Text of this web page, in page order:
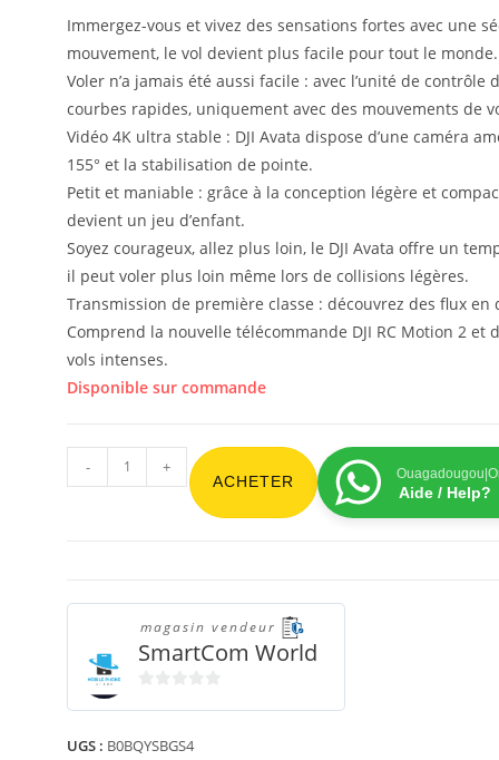
Immergez-vous et vivez des sensations fortes avec une
mouvement, le vol devient plus facile pour tout le monde.
Voler n’a jamais été aussi facile : avec l’unité de
courbes rapides, uniquement avec des mouvements de
Vidéo 4K ultra stable : DJI Avata dispose d’une caméra
155° et la stabilisation de pointe.
Petit et maniable : grâce à la conception légère et
devient un jeu d’enfant.
Soyez courageux, allez plus loin, le DJI Avata offre un
il peut voler plus loin même lors de collisions légères.
Transmission de première classe : découvrez des flux en
Comprend la nouvelle télécommande DJI RC Motion 2
vols intenses.
Disponible sur commande
- +
ACHETER
Aide / Help?
magasin vendeur
SmartCom World
u
UGS : B0BQYSBGS4